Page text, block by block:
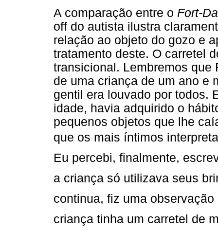
A comparação entre o Fort-Da
off do autista ilustra
relação ao objeto do gozo e
tratamento deste. O carretel
transicional. Lembremos que
de uma criança de um ano e
gentil era louvado por todos.
idade, havia adquirido o
pequenos objetos que lhe
que os mais íntimos
Eu percebi, finalmente,
a criança só utilizava seus
continua, fiz uma
criança tinha um carretel de